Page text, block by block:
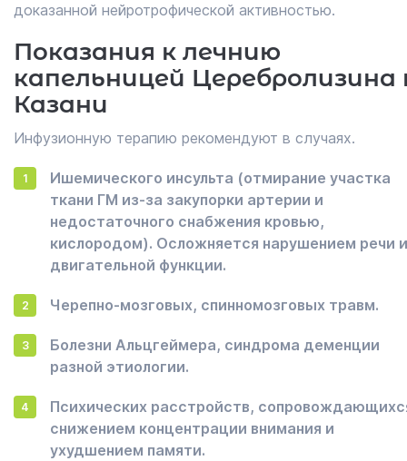
доказанной нейротрофической активностью.
Показания к лечнию
капельницей Церебролизина
Казани
Инфузионную терапию рекомендуют в случаях.
Ишемического инсульта (отмирание участка
ткани ГМ из-за закупорки артерии и
недостаточного снабжения кровью,
кислородом). Осложняется нарушением речи и
двигательной функции.
Черепно-мозговых, спинномозговых травм.
Болезни Альцгеймера, синдрома деменции
разной этиологии.
Психических расстройств,
снижением концентрации внимания и
ухудшением памяти.